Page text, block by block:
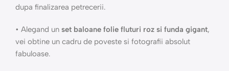
dupa finalizarea petrecerii.
• Alegand un set baloane folie fluturi roz si funda gigant,
vei obtine un cadru de poveste si fotografii absolut
fabuloase.